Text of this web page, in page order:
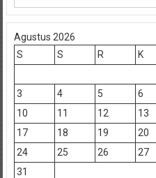
Agustus 2026
S
S R K
3
4 5 6
10
11 12 13
17
18 19 20
24
25 26 27
31